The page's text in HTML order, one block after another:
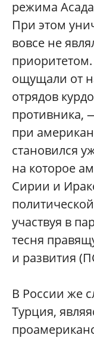
режима
При этом
вовсе не
ощущали от
отрядов
противника,
при
становился
на которое
Сирии и
участвуя в
тесня
и развития
В России же
Турция,